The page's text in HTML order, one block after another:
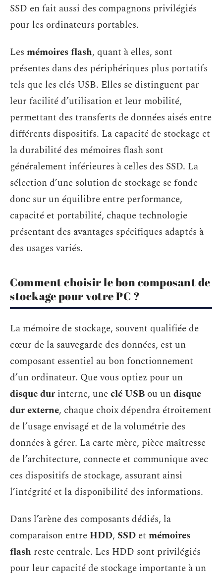
SSD en fait aussi des compagnons privilégiés
pour les ordinateurs portables.
Les mémoires flash, quant à elles, sont
présentes dans des périphériques plus portatifs
tels que les clés USB. Elles se distinguent par
leur facilité d’utilisation et leur mobilité,
permettant des transferts de données aisés entre
différents dispositifs. La capacité de stockage et
la durabilité des mémoires flash sont
généralement inférieures à celles des SSD. La
sélection d’une solution de stockage se fonde
donc sur un équilibre entre performance,
capacité et portabilité, chaque technologie
présentant des avantages spécifiques adaptés à
des usages variés.
Comment choisir le bon composant de
stockage pour votre PC ?
La mémoire de stockage, souvent qualifiée de
cœur de la sauvegarde des données, est un
composant essentiel au bon fonctionnement
d’un ordinateur. Que vous optiez pour un
disque dur interne, uneclé USB ou undisque
dur externe, chaque choix dépendra étroitement
de l’usage envisagé et de la volumétrie des
données à gérer. La carte mère, pièce maîtresse
de l’architecture, connecte et communique avec
ces dispositifs de stockage, assurant ainsi
l’intégrité et la disponibilité des informations.
Dans l’arène des composants dédiés, la
comparaison entre HDD, SSD et mémoires
flash reste centrale. Les HDD sont privilégiés
pour leur capacité de stockage importante à un